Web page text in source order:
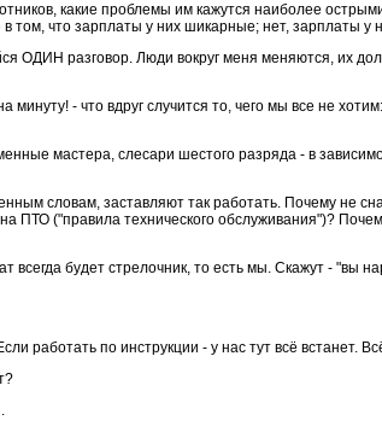
какие проблемы им кажутся наиболее
том, что зарплаты у них шикарные; нет, зарплаты у
ОДИН разговор. Люди вокруг меня меняются, их
- что вдруг случится то, чего мы все не
мастера, слесари шестого разряда - в
словам, заставляют так работать. Почему не
ПТО ("правила технического обслуживания")?
всегда будет стрелочник, то есть мы. Скажут - "вы
работать по инструкции - у нас тут всё встанет.